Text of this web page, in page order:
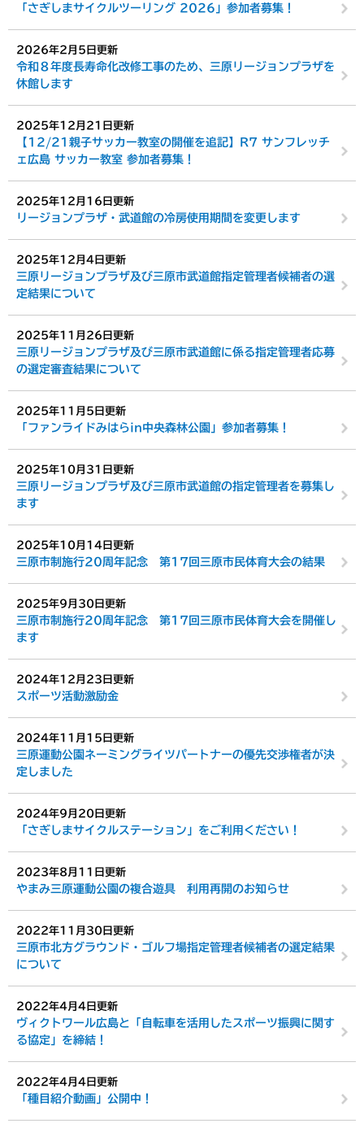
「さぎしまサイクルツーリング 2026」参加者募集！
2026年2月5日更新
令和８年度長寿命化改修工事のため、三原リージョンプラザを
休館します
2025年12月21日更新
【12/21親子サッカー教室の開催を追記】R7 サンフレッチ
ェ広島 サッカー教室 参加者募集！
2025年12月16日更新
リージョンプラザ・武道館の冷房使用期間を変更します
2025年12月4日更新
三原リージョンプラザ及び三原市武道館指定管理者候補者の選
定結果について
2025年11月26日更新
三原リージョンプラザ及び三原市武道館に係る指定管理者応募
の選定審査結果について
2025年11月5日更新
「ファンライドみはらin中央森林公園」参加者募集！
2025年10月31日更新
三原リージョンプラザ及び三原市武道館の指定管理者を募集し
ます
2025年10月14日更新
三原市制施行20周年記念 第17回三原市民体育大会の結果
2025年9月30日更新
三原市制施行20周年記念 第17回三原市民体育大会を開催し
ます
2024年12月23日更新
スポーツ活動激励金
2024年11月15日更新
三原運動公園ネーミングライツパートナーの優先交渉権者が決
定しました
2024年9月20日更新
「さぎしまサイクルステーション」をご利用ください！
2023年8月11日更新
やまみ三原運動公園の複合遊具 利用再開のお知らせ
2022年11月30日更新
三原市北方グラウンド・ゴルフ場指定管理者候補者の選定結果
について
2022年4月4日更新
ヴィクトワール広島と「自転車を活用したスポーツ振興に関す
る協定」を締結！
2022年4月4日更新
「種目紹介動画」公開中！